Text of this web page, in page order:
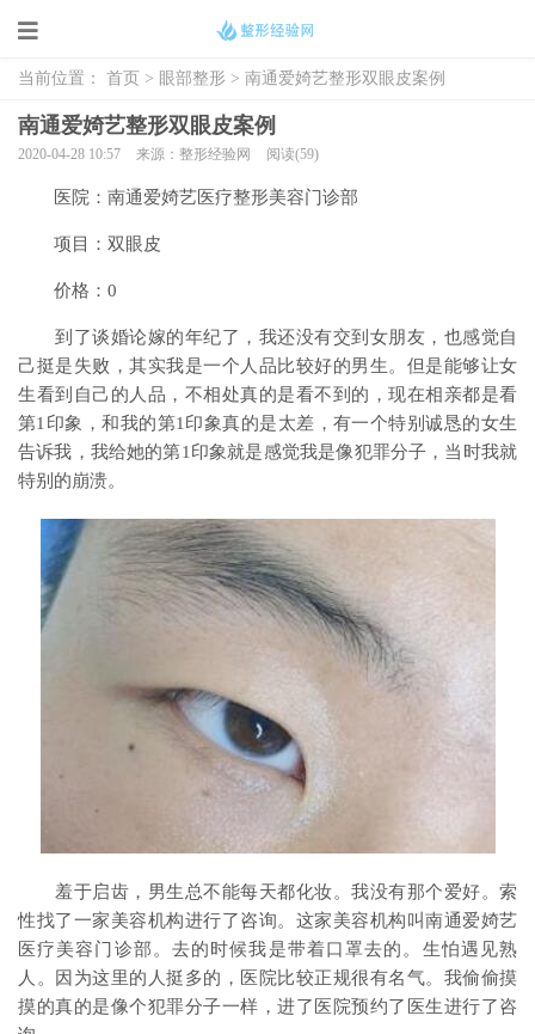
当前位置： 首页 > 眼部整形 > 南通爱婍艺整形双眼皮案例
南通爱婍艺整形双眼皮案例
2020-04-28 10:57 来源：整形经验网 阅读(59)
医院：南通爱婍艺医疗整形美容门诊部
项目：双眼皮
价格：0
到了谈婚论嫁的年纪了，我还没有交到女朋友，也感觉自
己挺是失败，其实我是一个人品比较好的男生。但是能够让女
生看到自己的人品，不相处真的是看不到的，现在相亲都是看
第1印象，和我的第1印象真的是太差，有一个特别诚恳的女生
告诉我，我给她的第1印象就是感觉我是像犯罪分子，当时我就
特别的崩溃。
羞于启齿，男生总不能每天都化妆。我没有那个爱好。索
性找了一家美容机构进行了咨询。这家美容机构叫南通爱婍艺
医疗美容门诊部。去的时候我是带着口罩去的。生怕遇见熟
人。因为这里的人挺多的，医院比较正规很有名气。我偷偷摸
摸的真的是像个犯罪分子一样，进了医院预约了医生进行了咨